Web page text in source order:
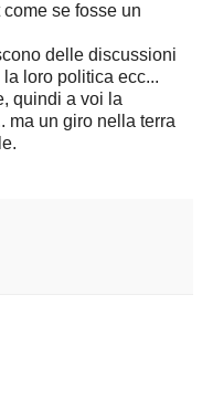
se fosse un
delle discussioni
loro politica ecc...
quindi a voi la
ma un giro nella terra